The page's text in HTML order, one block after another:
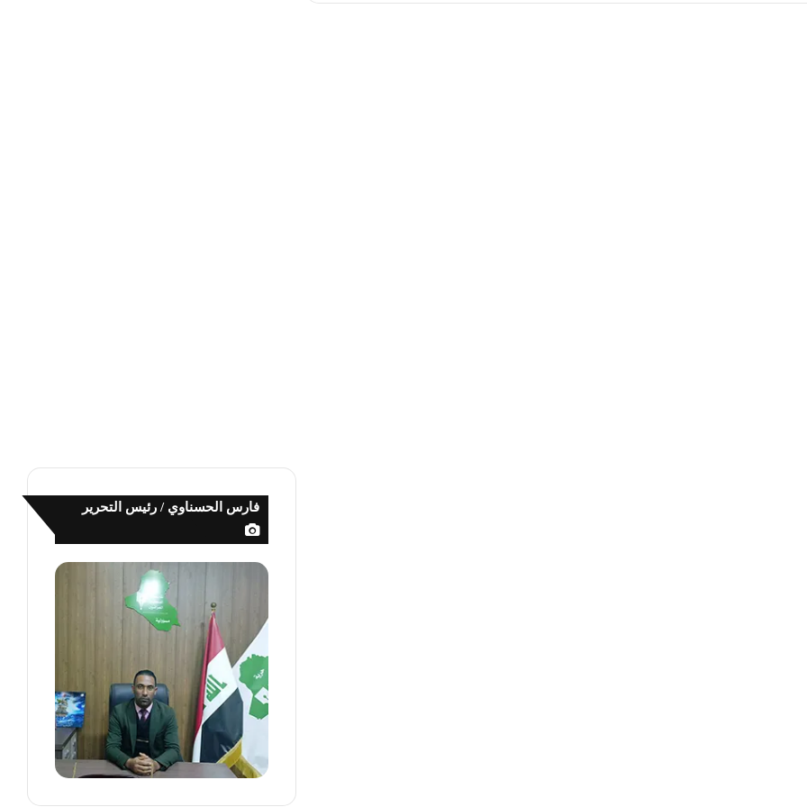
فارس الحسناوي / رئيس التحرير